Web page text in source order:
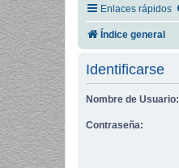
Enlaces rápidos
Índice general
Identificarse
Nombre de Usuario:
Contraseña: